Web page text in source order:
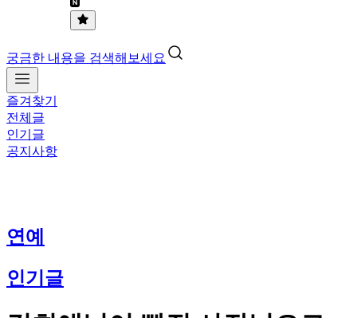
궁금한 내용을 검색해보세요
즐겨찾기
전체글
인기글
공지사항
연예
인기글